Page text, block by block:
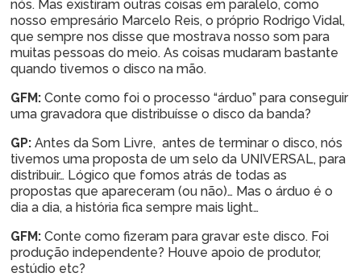
nós. Mas existiram outras coisas em paralelo, como
nosso empresário Marcelo Reis, o próprio Rodrigo Vidal,
que sempre nos disse que mostrava nosso som para
muitas pessoas do meio. As coisas mudaram bastante
quando tivemos o disco na mão.
GFM: Conte como foi o processo “árduo” para conseguir
uma gravadora que distribuísse o disco da banda?
GP: Antes da Som Livre, antes de terminar o disco, nós
tivemos uma proposta de um selo da UNIVERSAL, para
distribuir… Lógico que fomos atrás de todas as
propostas que apareceram (ou não)… Mas o árduo é o
dia a dia, a história fica sempre mais light…
GFM: Conte como fizeram para gravar este disco. Foi
produção independente? Houve apoio de produtor,
estúdio etc?